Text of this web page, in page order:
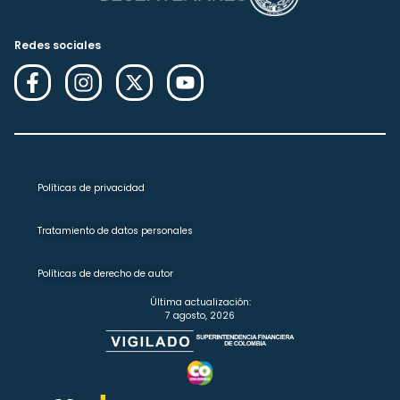
Redes sociales
Políticas de privacidad
Tratamiento de datos personales
Políticas de derecho de autor
Última actualización:
7 agosto, 2026